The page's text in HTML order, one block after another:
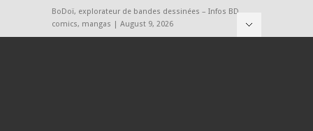
BoDoï, explorateur de bandes dessinées – Infos BD,
comics, mangas | August 9, 2026